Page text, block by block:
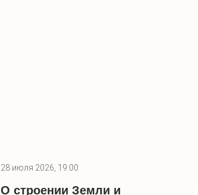
28 июля 2026, 19:00
О строении Земли и